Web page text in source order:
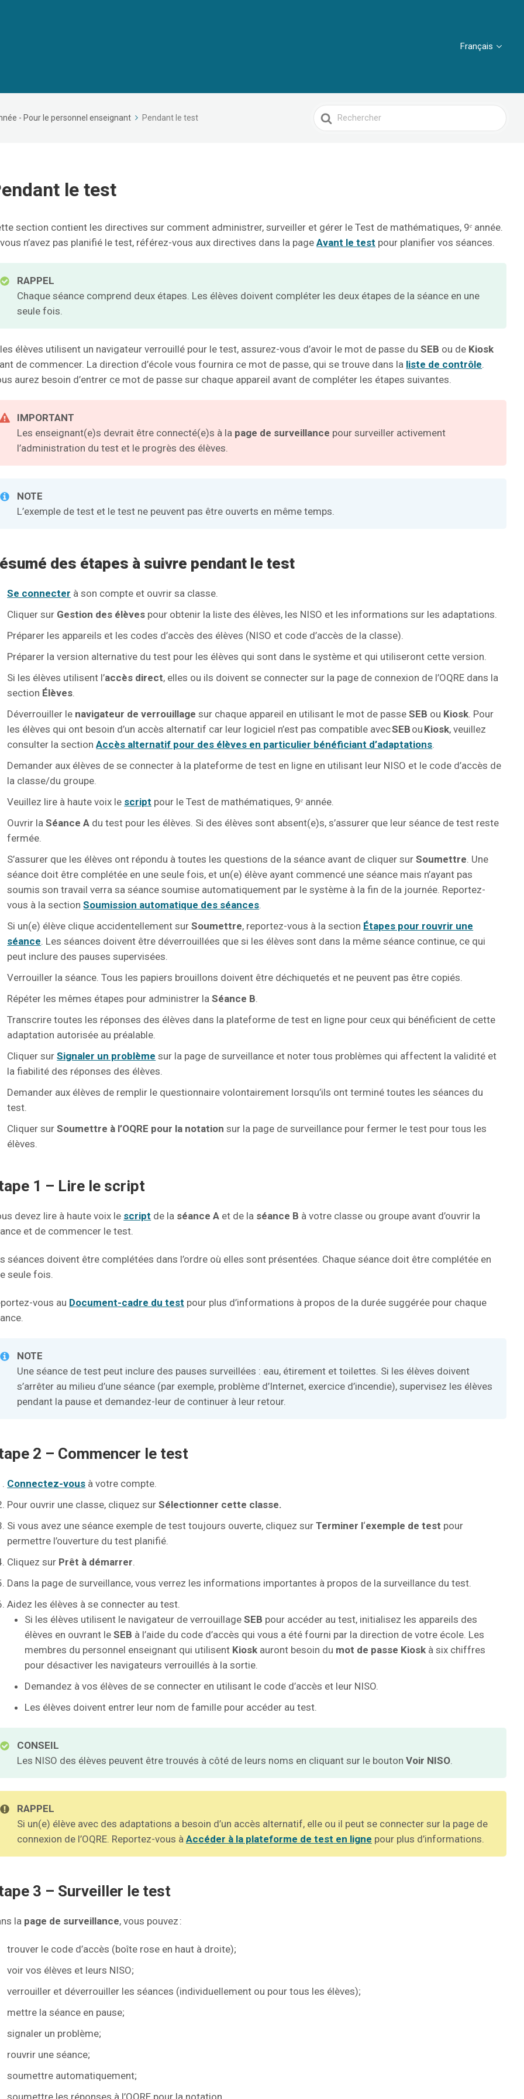
Français
- Pour le personnel enseignant Pendant le test
Search
For
le test
section contient les directives sur comment administrer, surveiller et gérer le Test de mathématiques, 9ᵉ année.
n’avez pas planifié le test, référez-vous aux directives dans la pageAvant le test pour planifier vos séances.
RAPPEL
Chaque séance comprend deux étapes. Les élèves doivent compléter les deux étapes de la séance en une
seule fois.
élèves utilisent un navigateur verrouillé pour le test, assurez-vous d’avoir le mot de passe duSEB ou de Kiosk
de commencer. La direction d’école vous fournira ce mot de passe, qui se trouve dans la liste de contrôle.
aurez besoin d’entrer ce mot de passe sur chaque appareil avant de compléter les étapes suivantes.
IMPORTANT
Les enseignant(e)s devrait être connecté(e)s à la page de surveillance pour surveiller activement
l’administration du test et le progrès des élèves.
NOTE
L’exemple de test et le test ne peuvent pas être ouverts en même temps.
des étapes à suivre pendant le test
Se connecter à son compte et ouvrir sa classe.
Cliquer sur Gestion des élèves pour obtenir la liste des élèves, les NISO et les informations sur les adaptations.
Préparer les appareils et les codes d’accès des élèves (NISO et code d’accès de la classe).
Préparer la version alternative du test pour les élèves qui sont dans le système et qui utiliseront cette version.
Si les élèves utilisent l’accès direct, elles ou ils doivent se connecter sur la page de connexion de l’OQRE dans la
section Élèves.
Déverrouiller le navigateur de verrouillage sur chaque appareil en utilisant le mot de passeSEB ou Kiosk. Pour
les élèves qui ont besoin d’un accès alternatif car leur logiciel n’est pas compatible avecSEB ou Kiosk, veuillez
consulter la sectionAccès alternatif pour des élèves en particulier bénéficiant d’adaptations.
Demander aux élèves de se connecter à la plateforme de test en ligne en utilisant leur NISO et le code d’accès de
la classe/du groupe.
Veuillez lire à haute voix le script pour le Test de mathématiques, 9ᵉ année.
Ouvrir laSéance A du test pour les élèves. Si des élèves sont absent(e)s, s’assurer que leur séance de test reste
fermée.
S’assurer que les élèves ont répondu à toutes les questions de la séance avant de cliquer surSoumettre. Une
séance doit être complétée en une seule fois, et un(e) élève ayant commencé une séance mais n’ayant pas
soumis son travail verra sa séance soumise automatiquement par le système à la fin de la journée. Reportez-
vous à la sectionSoumission automatique des séances.
Si un(e) élève clique accidentellement surSoumettre, reportez-vous à la section Étapes pour rouvrir une
séance. Les séances doivent être déverrouillées que si les élèves sont dans la même séance continue, ce qui
peut inclure des pauses supervisées.
Verrouiller la séance. Tous les papiers brouillons doivent être déchiquetés et ne peuvent pas être copiés.
Répéter les mêmes étapes pour administrer laSéance B.
Transcrire toutes les réponses des élèves dans la plateforme de test en ligne pour ceux qui bénéficient de cette
adaptation autorisée au préalable.
Cliquer surSignaler un problème sur la page de surveillance et noter tous problèmes qui affectent la validité et
la fiabilité des réponses des élèves.
Demander aux élèves de remplir le questionnaire volontairement lorsqu’ils ont terminé toutes les séances du
test.
Cliquer surSoumettre à l’OQRE pour la notation sur la page de surveillance pour fermer le test pour tous les
élèves.
1 – Lire le script
devez lire à haute voix le script de la séance A et de la séance B à votre classe ou groupe avant d’ouvrir la
et de commencer le test.
séances doivent être complétées dans l’ordre où elles sont présentées. Chaque séance doit être complétée en
seule fois.
vous au Document-cadre du test pour plus d’informations à propos de la durée suggérée pour chaque
NOTE
Une séance de test peut inclure des pauses surveillées : eau, étirement et toilettes. Si les élèves doivent
s’arrêter au milieu d’une séance (par exemple, problème d’Internet, exercice d’incendie), supervisez les élèves
pendant la pause et demandez-leur de continuer à leur retour.
2 – Commencer le test
Connectez-vous à votre compte.
Pour ouvrir une classe, cliquez surSélectionner cette classe.
Si vous avez une séance exemple de test toujours ouverte, cliquez surTerminer l‘exemple de test pour
permettre l’ouverture du test planifié.
Cliquez sur Prêt à démarrer.
Dans la page de surveillance, vous verrez les informations importantes à propos de la surveillance du test.
Aidez les élèves à se connecter au test.
Si les élèves utilisent le navigateur de verrouillageSEB pour accéder au test, initialisez les appareils des
élèves en ouvrant leSEB à l’aide du code d’accès qui vous a été fourni par la direction de votre école. Les
membres du personnel enseignant qui utilisent Kiosk auront besoin du mot de passe Kiosk à six chiffres
pour désactiver les navigateurs verrouillés à la sortie.
Demandez à vos élèves de se connecter en utilisant le code d’accès et leur NISO.
Les élèves doivent entrer leur nom de famille pour accéder au test.
CONSEIL
Les NISO des élèves peuvent être trouvés à côté de leurs noms en cliquant sur le bouton Voir NISO.
RAPPEL
Si un(e) élève avec des adaptations a besoin d’un accès alternatif, elle ou il peut se connecter sur la page de
connexion de l’OQRE. Reportez-vous à Accéder à la plateforme de test en ligne pour plus d’informations.
3 – Surveiller le test
la page de surveillance, vous pouvez :
trouver le code d’accès (boîte rose en haut à droite);
voir vos élèves et leurs NISO;
verrouiller et déverrouiller les séances (individuellement ou pour tous les élèves);
mettre la séance en pause;
signaler un problème;
rouvrir une séance;
soumettre automatiquement;
soumettre les réponses à l’OQRE pour la notation.